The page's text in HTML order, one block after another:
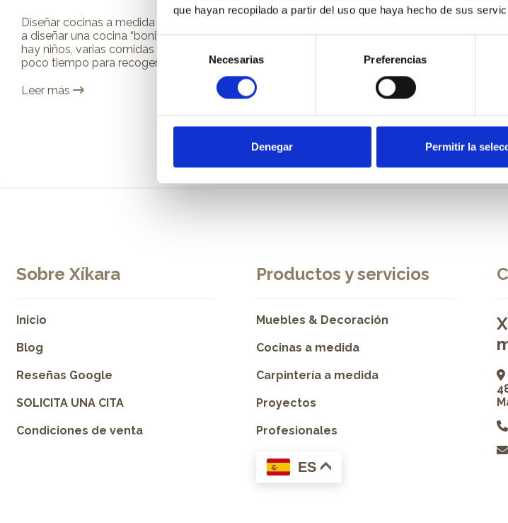
que hayan recopilado a partir del uso que haya hecho de sus
de
consentimiento
Necesarias Preferencias
Denegar Permitir la
Diseñar cocinas a medida para familias es muy distinto
a diseñar una cocina “bonita” sin más. Cuando en casa
hay niños, varias comidas al día, horarios cruzados y
poco tiempo para recoger, la...
Leer más
Sobre Xíkara
Inicio
Blog
Reseñas Google
SOLICITA UNA CITA
Condiciones de venta
Productos y servicios
Muebles & Decoración
Cocinas a medida
Carpintería a medida
Proyectos
Profesionales
ES